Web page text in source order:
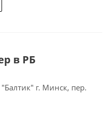
в РБ
г. Минск, пер.